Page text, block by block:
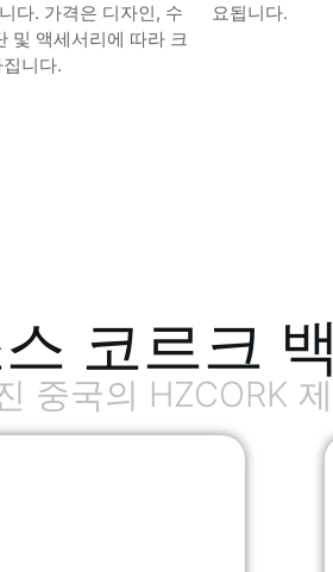
다. 가격은 디자인, 수
및 액세서리에 따라 크
니다.
요됩니다.
코르크
중국의 HZCORK